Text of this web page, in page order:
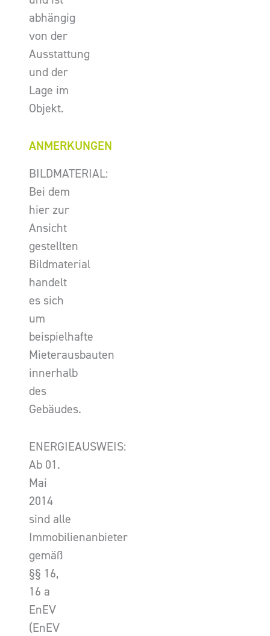
abhängig
von der
Ausstattung
und der
Lage im
Objekt.
ANMERKUNGEN
BILDMATERIAL:
Bei dem
hier zur
Ansicht
gestellten
Bildmaterial
handelt
es sich
um
beispielhafte
Mieterausbauten
innerhalb
des
Gebäudes.
ENERGIEAUSWEIS:
Ab 01.
Mai
2014
sind alle
Immobilienanbieter
gemäß
§§ 16,
16 a
EnEV
(EnEV